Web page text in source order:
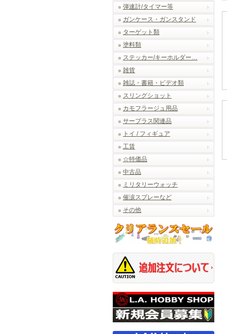
弾速計/タイマー等
ガンケース・ガンスタンド
ターゲット類
塗料類
ステッカー/キーホルダー…
雑貨
雑誌・書籍・ビデオ類
スリングショット
カモフラージュ用品
サープラス関連品
トイ / フィギュア
工賃
☆特価品
中古品
ミリタリーウォッチ
催涙スプレーなど
その他